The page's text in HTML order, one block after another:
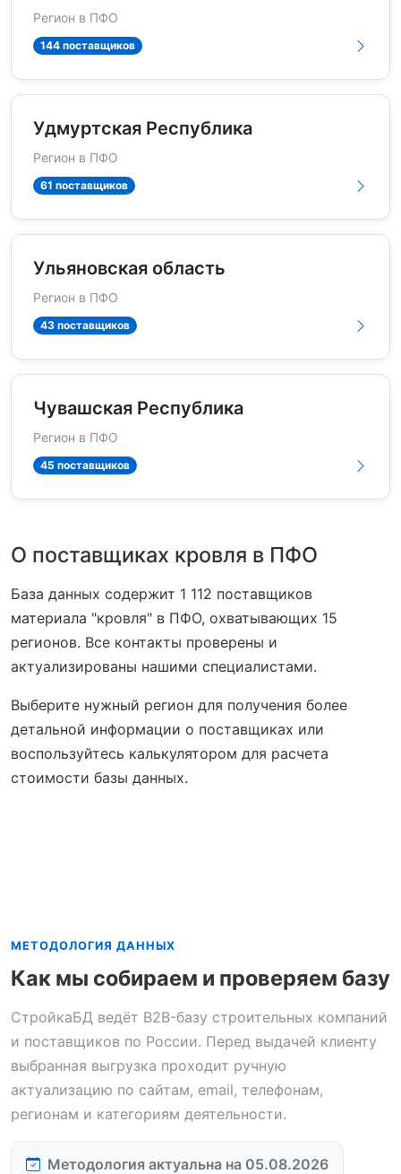
Регион в ПФО
144 поставщиков
Удмуртская Республика
Регион в ПФО
61 поставщиков
Ульяновская область
Регион в ПФО
43 поставщиков
Чувашская Республика
Регион в ПФО
45 поставщиков
О поставщиках кровля в ПФО
База данных содержит 1 112 поставщиков
материала "кровля" в ПФО, охватывающих 15
регионов. Все контакты проверены и
актуализированы нашими специалистами.
Выберите нужный регион для получения более
детальной информации о поставщиках или
воспользуйтесь калькулятором для расчета
стоимости базы данных.
МЕТОДОЛОГИЯ ДАННЫХ
Как мы собираем и проверяем базу
СтройкаБД ведёт B2B-базу строительных компаний
и поставщиков по России. Перед выдачей клиенту
выбранная выгрузка проходит ручную
актуализацию по сайтам, email, телефонам,
регионам и категориям деятельности.
Методология актуальна на 05.08.2026